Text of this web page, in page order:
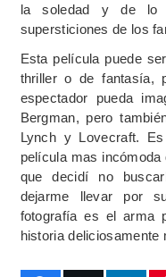
la soledad y de lo
supersticiones de los
Esta película puede
thriller o de fantasía,
espectador pueda
Bergman, pero
Lynch y Lovecraft.
película mas
que decidí no
dejarme llevar por
fotografía es el arma
historia deliciosamente